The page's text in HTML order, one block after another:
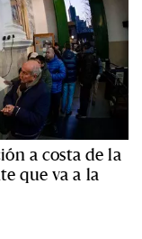
a costa de la
que va a la